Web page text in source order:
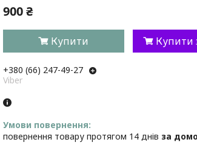
900 ₴
Купити Купити
+380 (66) 247-49-27
Viber
повернення товару протягом 14 днів за